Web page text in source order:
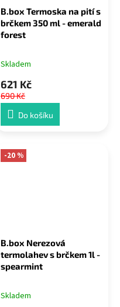
B.box Termoska na pití s
brčkem 350 ml - emerald
forest
Skladem
621 Kč
690 Kč
Do košíku
-20 %
B.box Nerezová
termolahev s brčkem 1l -
spearmint
Skladem